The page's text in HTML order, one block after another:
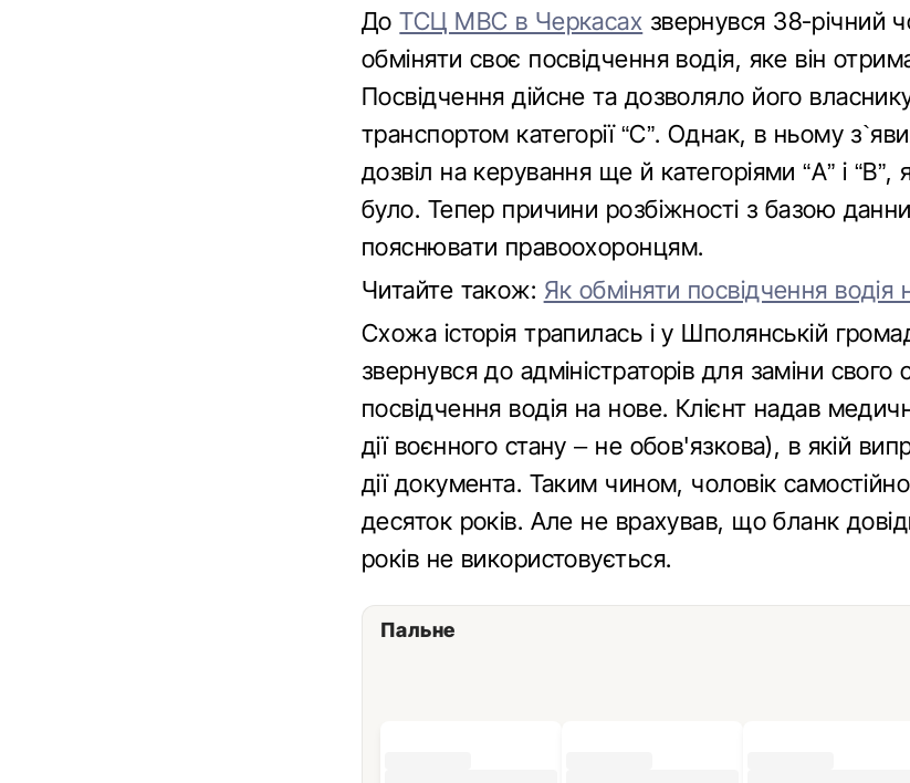
ДоТСЦ МВС в Черкасах звернувся 38-річний
обміняти своє посвідчення водія, яке він
Посвідчення дійсне та дозволяло його
транспортом категорії “С”. Однак, в ньому
дозвіл на керування ще й категоріями “А” і
було. Тепер причини розбіжності з базою
пояснювати правоохоронцям.
Читайте також: Як обміняти посвідчення водія
Схожа історія трапилась і у Шполянській
звернувся до адміністраторів для заміни свого
посвідчення водія на нове. Клієнт надав
дії воєнного стану – не обов'язкова), в якій
дії документа. Таким чином, чоловік
десяток років. Але не врахував, що бланк
років не використовується.
Пальне